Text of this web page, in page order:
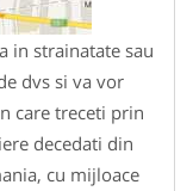
in strainatate sau
dvs si va vor
care treceti prin
decedati din
cu mijloace